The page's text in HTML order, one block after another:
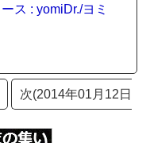
ス : yomiDr./ヨミ
次(2014年01月12日